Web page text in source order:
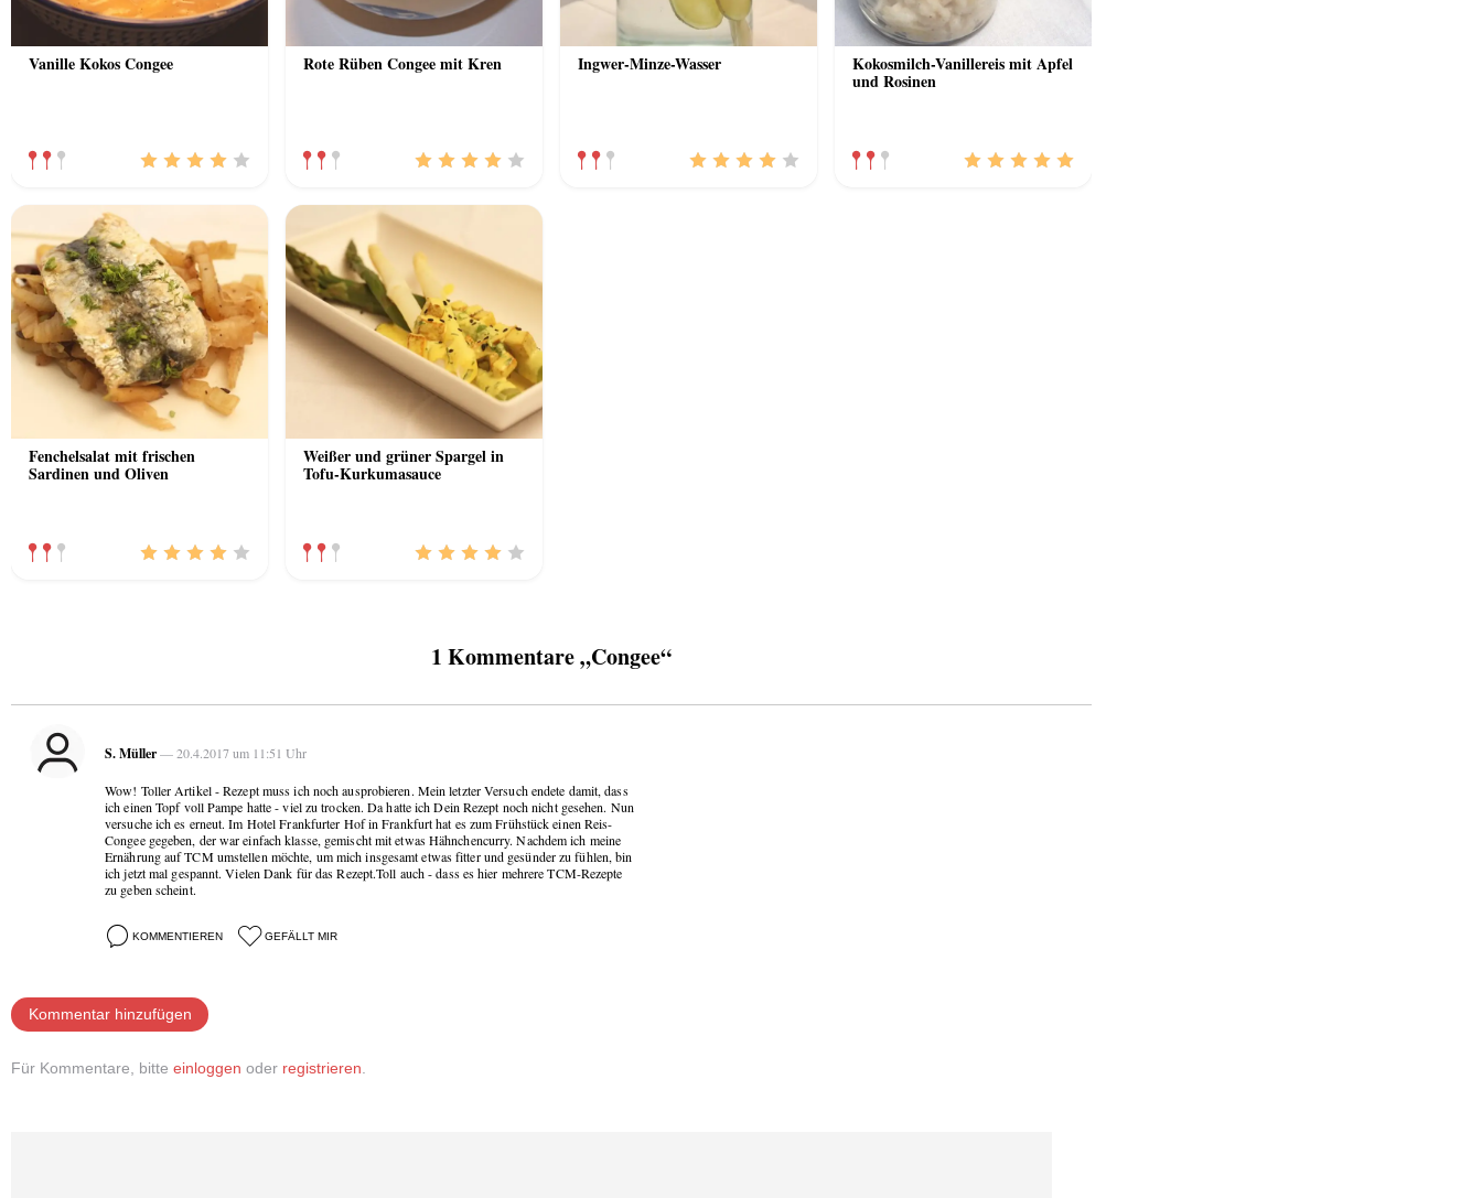
Vanille Kokos Congee Rote Rüben Congee mit Kren Ingwer-Minze-Wasser Kokosmilch-Vanillereis mit Apfel
und Rosinen
Fenchelsalat mit frischen
Sardinen und Oliven
Weißer und grüner Spargel in
Tofu-Kurkumasauce
1 Kommentare „Congee“
S. Müller— 20.4.2017 um 11:51 Uhr
Wow! Toller Artikel - Rezept muss ich noch ausprobieren. Mein letzter Versuch endete damit, dass
ich einen Topf voll Pampe hatte - viel zu trocken. Da hatte ich Dein Rezept noch nicht gesehen. Nun
versuche ich es erneut. Im Hotel Frankfurter Hof in Frankfurt hat es zum Frühstück einen Reis-
Congee gegeben, der war einfach klasse, gemischt mit etwas Hähnchencurry. Nachdem ich meine
Ernährung auf TCM umstellen möchte, um mich insgesamt etwas fitter und gesünder zu fühlen, bin
ich jetzt mal gespannt. Vielen Dank für das Rezept.Toll auch - dass es hier mehrere TCM-Rezepte
zu geben scheint.
KOMMENTIEREN GEFÄLLT MIR
Kommentar hinzufügen
Für Kommentare, bitte einloggen oder registrieren.